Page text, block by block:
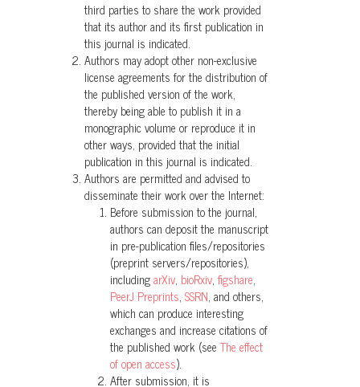
third parties to share the work provided
that its author and its first publication in
this journal is indicated.
Authors may adopt other non-exclusive
license agreements for the distribution of
the published version of the work,
thereby being able to publish it in a
monographic volume or reproduce it in
other ways, provided that the initial
publication in this journal is indicated.
Authors are permitted and advised to
disseminate their work over the Internet:
Before submission to the journal,
authors can deposit the manuscript
in pre-publication files/repositories
(preprint servers/repositories),
includingarXiv, bioRxiv, figshare,
PeerJ Preprints, SSRN, and others,
which can produce interesting
exchanges and increase citations of
the published work (see The effect
of open access).
After submission, it is